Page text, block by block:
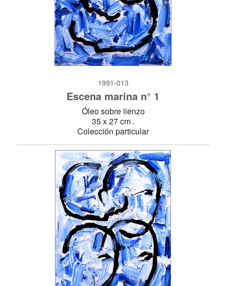
1991-013
Escena marina n° 1
Óleo sobre lienzo
35 x 27 cm .
Colección particular